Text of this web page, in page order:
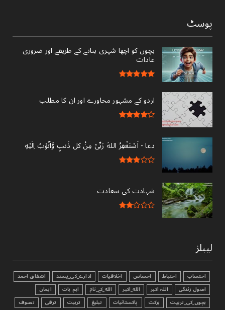
پوسٹ
بچوں کو اچھا شہری بنانے کے طریقے اور ضروری
عادات
اردو کے مشہور محاورے اور ان کا مطلب
دعا - ‎اَسْتَغْفِرُ اللهَ رَبِّىْ مِنْ کل ذَنبٍ وَّاَتُوْبُ اِلَيْهِ
شہادت کی سعادت
لیبلز
احتساب احتیاط احساس اخلاقیات ادارے_کی_پسند
اشفاق احمد
اصول زندگی
اللہ اکبر الله_اکبر الله_کے_نام اہم بات
ایمان
بچوں_کی_تربیت
برکت پاکستانیات تبليغ تربیت ترقی تصوف